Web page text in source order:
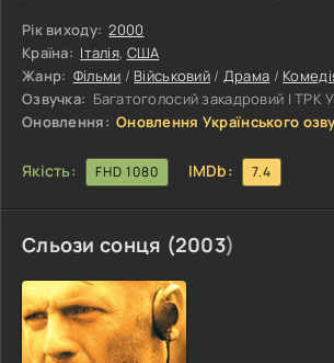
Опинившись на місці, батько купив Ренат
хлопчик став на ньому щодня кататися та
місця. Незабаром у нього стали друзі і
обговорювали одну прекрасну дівчину,
для викладача словесності. Її
Рік виходу: 2000
Країна: Італія, США
Жанр: Фільми / Військовий / Драма /
Озвучка: Багатоголосий закадровий | ТРК
Оновлення: Оновлення Українського
Якість: FHD 1080 IMDb: 7.4
Сльози сонця (2003)